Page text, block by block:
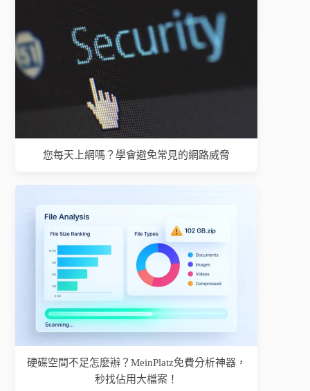
您每天上網嗎？學會避免常見的網路威脅
硬碟空間不足怎麼辦？MeinPlatz免費分析神器，
秒找佔用大檔案！